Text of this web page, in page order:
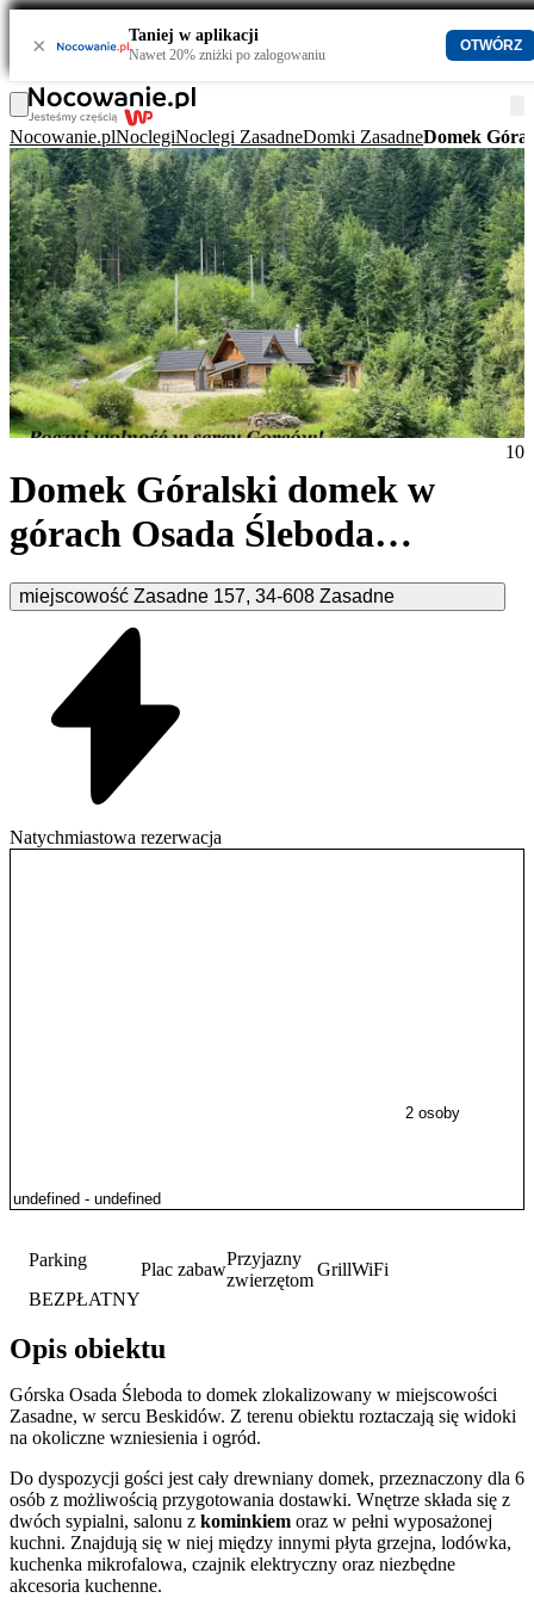
× Taniej w aplikacji
Nawet 20% zniżki po zalogowaniu
OTWÓRZ
Nocowanie.plNoclegiNoclegi ZasadneDomki ZasadneDomek
Domek Góralski domek w
górach Osada Śleboda
Zasadne
miejscowość Zasadne 157, 34-608 Zasadne
10
Natychmiastowa rezerwacja
Parking
BEZPŁATNY
Plac zabaw
Przyjazny
zwierzętom
GrillWiFi
Opis obiektu
Górska Osada Śleboda to domek zlokalizowany w miejscowości
Zasadne, w sercu Beskidów. Z terenu obiektu roztaczają się widoki
na okoliczne wzniesienia i ogród.
Do dyspozycji gości jest cały drewniany domek, przeznaczony dla 6
osób z możliwością przygotowania dostawki. Wnętrze składa się z
dwóch sypialni, salonu z kominkiem oraz w pełni wyposażonej
kuchni. Znajdują się w niej między innymi płyta grzejna, lodówka,
kuchenka mikrofalowa, czajnik elektryczny oraz niezbędne
akcesoria kuchenne.
2 osoby